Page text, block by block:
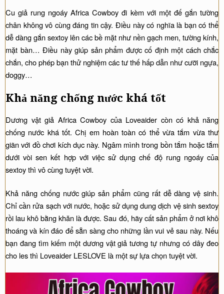
Cu giả rung ngoáy Africa Cowboy đi kèm với một đế gắn tường
chân không vô cùng đáng tin cậy. Điều này có nghĩa là bạn có thể
dễ dàng gắn sextoy lên các bề mặt như nền gạch men, tường kính,
mặt bàn… Điều này giúp sản phẩm được cố định một cách chắc
chắn, cho phép bạn thử nghiệm các tư thế hấp dẫn như cưỡi ngựa,
doggy…
Khả năng chống nước khá tốt
Dương vật giả Africa Cowboy của Loveaider còn có khả năng
chống nước khá tốt. Chị em hoàn toàn có thể vừa tắm vừa thư
giãn với đồ chơi kích dục này. Ngâm mình trong bồn tắm hoặc tắm
dưới vòi sen kết hợp với việc sử dụng chế độ rung ngoáy của
sextoy thì vô cùng tuyệt vời.
Khả năng chống nước giúp sản phẩm cũng rất dễ dàng vệ sinh.
Chỉ cần rửa sạch với nước, hoặc sử dụng dung dịch vệ sinh sextoy
rồi lau khô bằng khăn là được. Sau đó, hãy cất sản phẩm ở nơi khô
thoáng và kín đáo để sẵn sàng cho những lần vui vẻ sau này. Nếu
bạn đang tìm kiếm một dương vật giả tương tự nhưng có dây đeo
cho les thì Loveaider LESLOVE là một sự lựa chọn tuyệt vời.